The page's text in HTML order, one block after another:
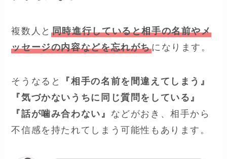
複数人と 同時進行していると相手の名前やメ
ッセージの内容などを忘れがちになります。
そうなると
『相手の名前を間違えてしまう』
『気づかないうちに同じ質問をしている』
『話が噛み合わない』 などがおき、相手から
不信感を持たれてしまう可能性もあります。